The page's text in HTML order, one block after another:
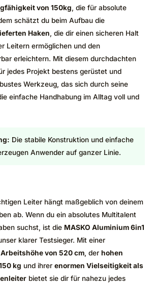
von 150kg, die für absolute
schätzt du beim Aufbau die
Haken, die dir einen sicheren Halt
Leitern ermöglichen und den
erleichtern. Mit diesem durchdachten
jedes Projekt bestens gerüstet und
Werkzeug, das sich durch seine
einfache Handhabung im Alltag voll und
Die stabile Konstruktion und einfache
Anwender auf ganzer Linie.
Leiter hängt maßgeblich von deinem
ab. Wenn du ein absolutes Multitalent
suchst, ist die MASKO Aluminium 6in1
klarer Testsieger. Mit einer
von 520 cm , der hohen
kg und ihrer enormen Vielseitigkeit als
bietet sie dir für nahezu jedes